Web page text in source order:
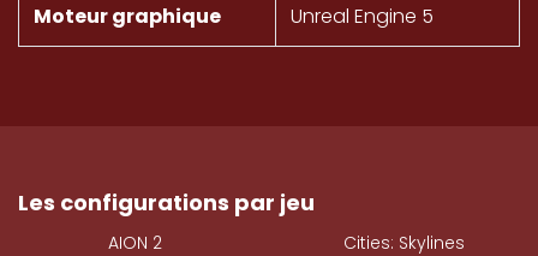
Moteur graphique Unreal Engine 5
Les configurations par jeu
AION 2
Cities: Skylines